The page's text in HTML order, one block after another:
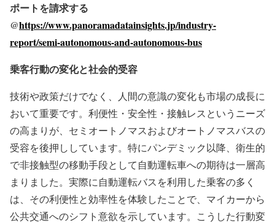
ポートを請求する
@https://www.panoramadatainsights.jp/industry-
report/semi-autonomous-and-autonomous-bus
乗客行動の変化と社会的受容
技術や政策だけでなく、人間の意識の変化も市場の成長に
おいて重要です。利便性・安全性・接触レスというニーズ
の高まりが、セミオートノマスおよびオートノマスバスの
受容を後押ししています。特にパンデミック以降、衛生的
で非接触型の移動手段として自動運転車への期待は一層高
まりました。実際に自動運転バスを利用した乗客の多く
は、その利便性と効率性を体験したことで、マイカーから
公共交通へのシフト意欲を示しています。こうした行動変